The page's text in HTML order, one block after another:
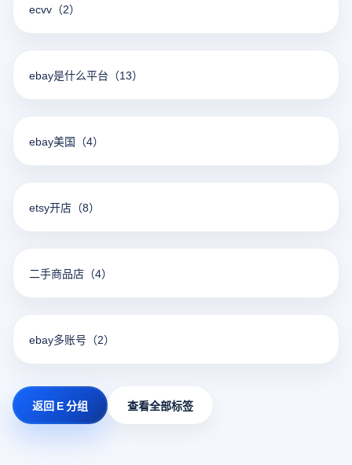
ecvv （2）
ebay是什么平台 （13）
ebay美国 （4）
etsy开店 （8）
二手商品店 （4）
ebay多账号 （2）
返回 E 分组 查看全部标签